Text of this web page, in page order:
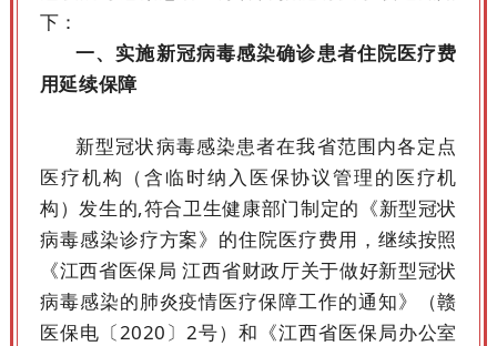
下：
一、实施新冠病毒感染确诊患者住院医疗费
用延续保障
新型冠状病毒感染患者在我省范围内各定点
医疗机构（含临时纳入医保协议管理的医疗机
构）发生的,符合卫生健康部门制定的《新型冠状
病毒感染诊疗方案》的住院医疗费用，继续按照
《江西省医保局 江西省财政厅关于做好新型冠状
病毒感染的肺炎疫情医疗保障工作的通知》（赣
医保电〔2020〕2号）和《江西省医保局办公室